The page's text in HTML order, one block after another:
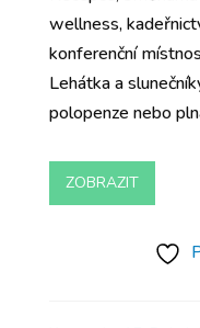
wellness,
konferenční
Lehátka a
polopenze nebo
ZOBRAZIT